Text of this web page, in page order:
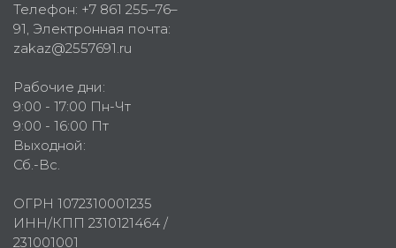
Телефон: +7 861 255–76–
91, Электронная почта:
zakaz@2557691.ru
Рабочие дни:
9:00 - 17:00 Пн-Чт
9:00 - 16:00 Пт
Выходной:
Сб.-Вс.
ОГРН 1072310001235
ИНН/КПП 2310121464 /
231001001